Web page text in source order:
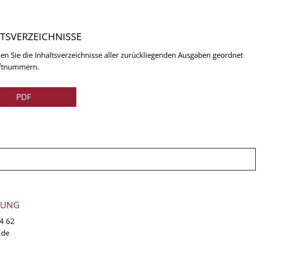
Sie die Inhaltsverzeichnisse aller zurückliegenden Ausgaben geordnet
PDF
62